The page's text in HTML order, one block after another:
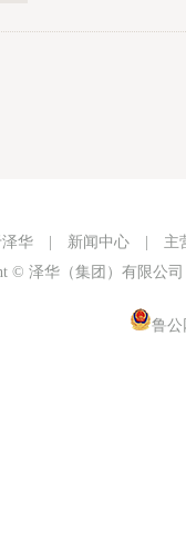
华 新闻中心
主
© 泽华（集团）有限公司
鲁公